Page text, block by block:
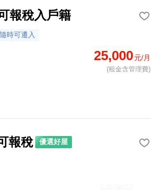
報稅入戶籍
隨時可遷入
25,000元/月
(租金含管理費)
報稅 優選好屋